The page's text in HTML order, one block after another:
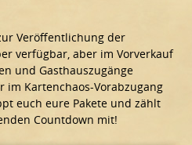
Veröffentlichung der
verfügbar, aber im Vorverkauf
und Gasthauszugänge
im Kartenchaos-Vorabzugang
euch eure Pakete und zählt
Countdown mit!